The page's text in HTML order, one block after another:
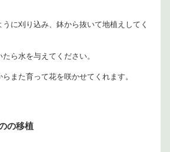
に刈り込み、鉢から抜いて地植えしてく
ら水を与えてください。
また育って花を咲かせてくれます。
の移植